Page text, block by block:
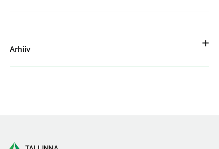
Arhiiv